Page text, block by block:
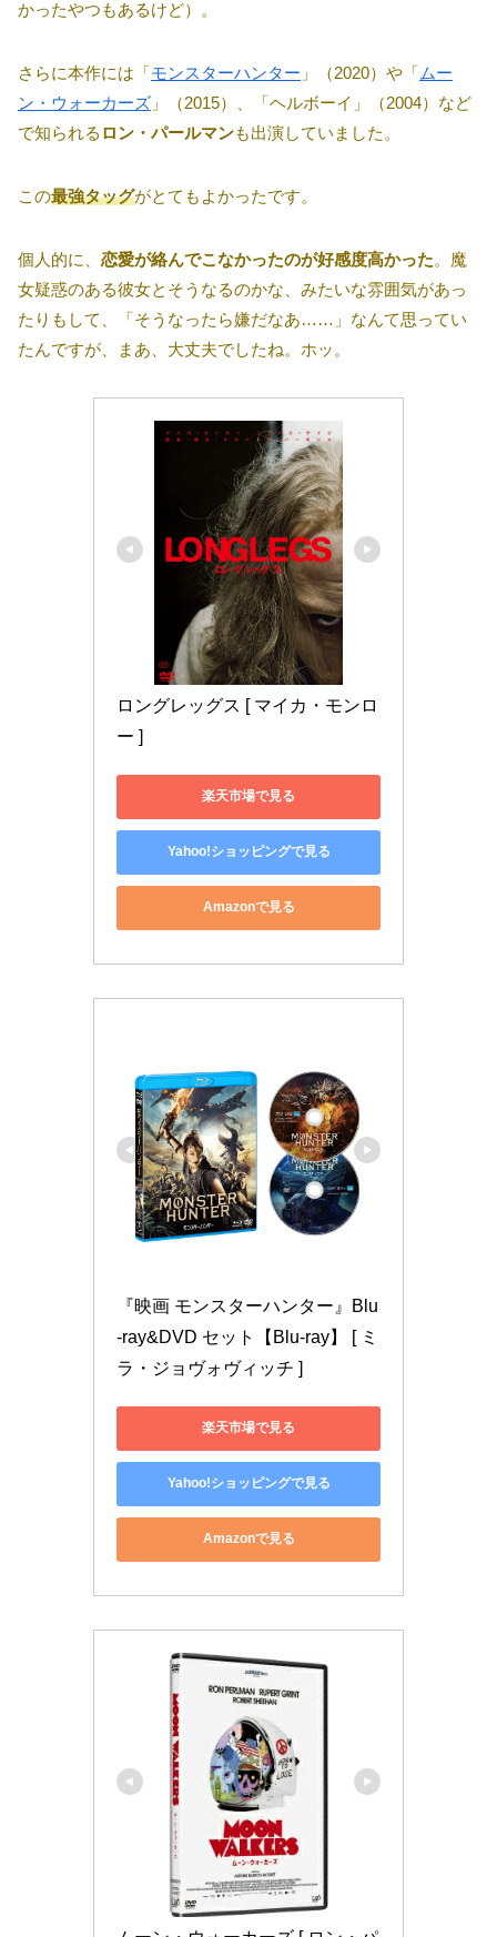
かったやつもあるけど）。
さらに本作には「モンスターハンター 」（2020）や「 ムー
ン・ウォーカーズ 」（2015）、「ヘルボーイ」（2004）など
で知られる ロン・パールマンも出演していました。
この最強タッグがとてもよかったです。
個人的に、 恋愛が絡んでこなかったのが好感度高かった。魔
女疑惑のある彼女とそうなるのかな、みたいな雰囲気があっ
たりもして、「そうなったら嫌だなあ……」なんて思ってい
たんですが、まあ、大丈夫でしたね。ホッ。
ロングレッグス [ マイカ・モンロ
ー ]
楽天市場で見る
Yahoo!ショッピングで見る
Amazonで見る
『映画 モンスターハンター』Blu
-ray&DVD セット【Blu-ray】 [ ミ
ラ・ジョヴォヴィッチ ]
楽天市場で見る
Yahoo!ショッピングで見る
Amazonで見る